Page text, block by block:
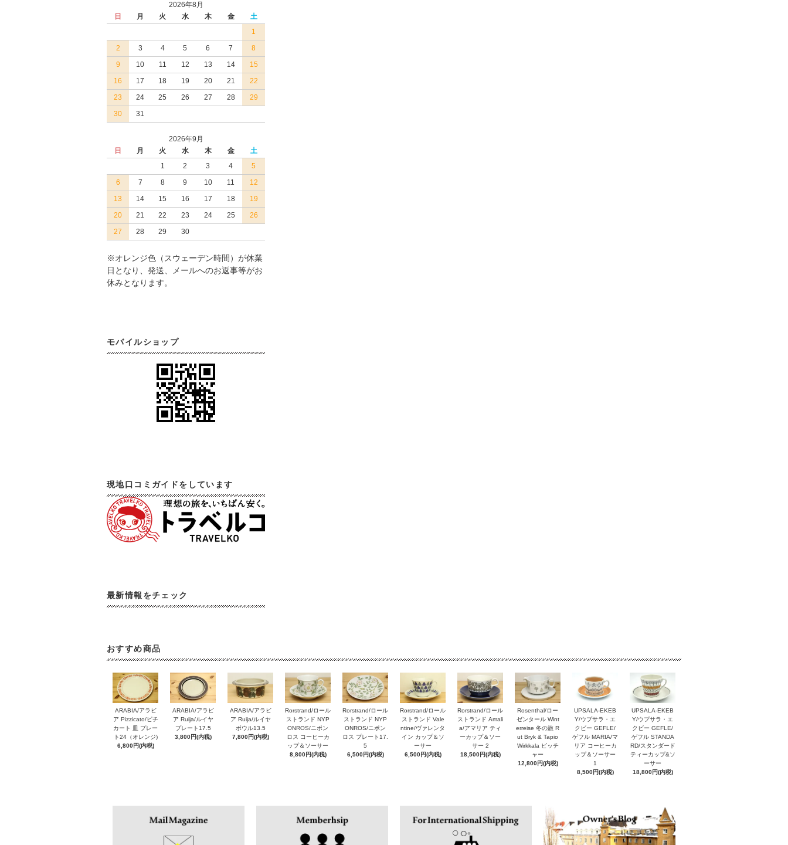
2026年8月
日
月 火 水 木 金
土
1
2
3 4 5 6 7
8
9
10 11 12 13 14
15
16
17 18 19 20 21
22
23
24 25 26 27 28
29
30
31
2026年9月
日
月 火 水 木 金
土
1
2 3 4
5
6
7 8 9 10 11
12
13
14 15 16 17 18
19
20
21 22 23 24 25
26
27
28 29 30
※オレンジ色（スウェーデン時間）が休業
日となり、発送、メールへのお返事等がお
休みとなります。
モバイルショップ
現地口コミガイドをしています
最新情報をチェック
おすすめ商品
ARABIA/アラビ
ア Pizzicato/ピチ
カート 皿 プレー
ト24（オレンジ)
6,800円(内税)
ARABIA/アラビ
ア Ruija/ルイヤ
プレート17.5
3,800円(内税)
ARABIA/アラビ
ア Ruija/ルイヤ
ボウル13.5
7,800円(内税)
Rorstrand/ロール
ストランド NYP
ONROS/ニポン
ロス コーヒーカ
ップ＆ソーサー
8,800円(内税)
Rorstrand/ロール
ストランド NYP
ONROS/ニポン
ロス プレート17.
5
6,500円(内税)
Rorstrand/ロール
ストランド Vale
ntine/ヴァレンタ
イン カップ＆ソ
ーサー
6,500円(内税)
Rorstrand/ロール
ストランド Amali
a/アマリア ティ
ーカップ＆ソー
サー 2
18,500円(内税)
Rosenthal/ロー
ゼンタール Wint
erreise 冬の旅 R
ut Bryk & Tapio
Wirkkala ピッチ
ャー
12,800円(内税)
UPSALA-EKEB
Y/ウプサラ・エ
クビー GEFLE/
ゲフル MARIA/マ
リア コーヒーカ
ップ＆ソーサー
1
8,500円(内税)
UPSALA-EKEB
Y/ウプサラ・エ
クビー GEFLE/
ゲフル STANDA
RD/スタンダード
ティーカップ&ソ
ーサー
18,800円(内税)